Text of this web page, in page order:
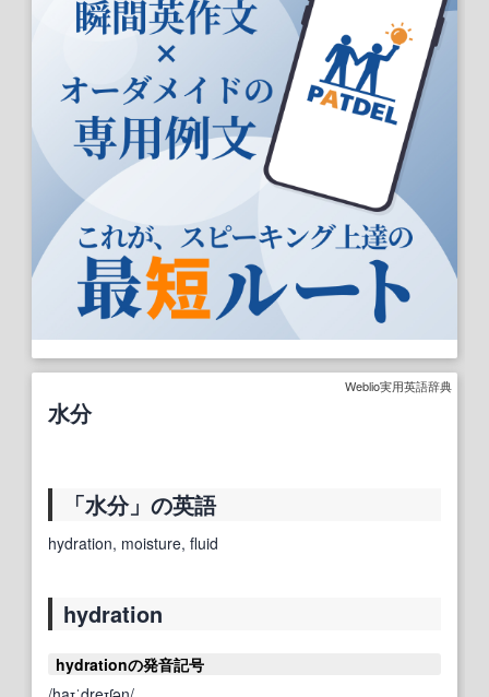
Weblio実用英語辞典
水分
「水分」の英語
hydration, moisture, fluid
hydration
hydrationの発音記号